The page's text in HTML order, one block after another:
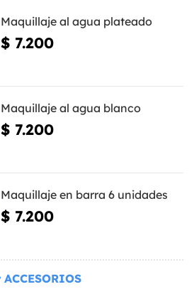
Maquillaje al agua plateado
$ 7.200
Maquillaje al agua blanco
$ 7.200
Maquillaje en barra 6 unidades
$ 7.200
ACCESORIOS